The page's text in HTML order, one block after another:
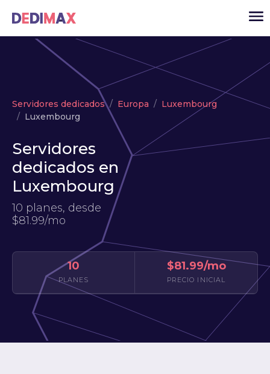
VPS
Servidores dedicados
Servidores dedicados Europa
Luxembourg
Luxembourg
Servidores
dedicados en
Luxembourg
10 planes, desde
$81.99/mo
10
PLANES
$81.99/mo
PRECIO INICIAL